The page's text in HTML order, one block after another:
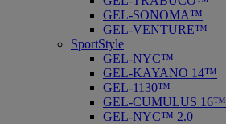
GEL-SONOMA™
GEL-VENTURE™
SportStyle
GEL-NYC™
GEL-KAYANO 14™
GEL-1130™
GEL-CUMULUS 16™
GEL-NYC™ 2.0